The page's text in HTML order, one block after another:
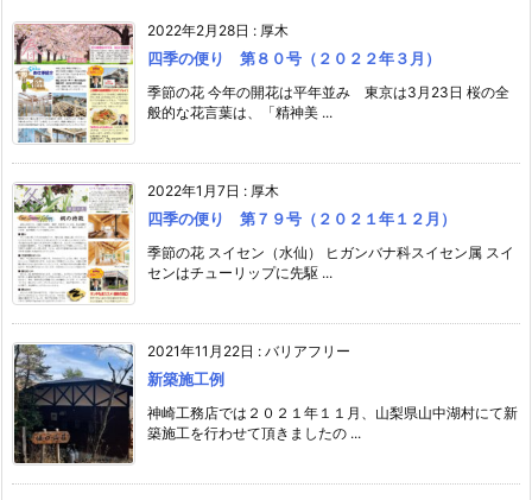
2022年2月28日 : 厚木
四季の便り 第８０号（２０２２年３月）
季節の花 今年の開花は平年並み 東京は3月23日 桜の全
般的な花言葉は、「精神美 ...
2022年1月7日 : 厚木
四季の便り 第７９号（２０２１年１２月）
季節の花 スイセン（水仙） ヒガンバナ科スイセン属 スイ
センはチューリップに先駆 ...
2021年11月22日 : バリアフリー
新築施工例
神崎工務店では２０２１年１１月、山梨県山中湖村にて新
築施工を行わせて頂きましたの ...